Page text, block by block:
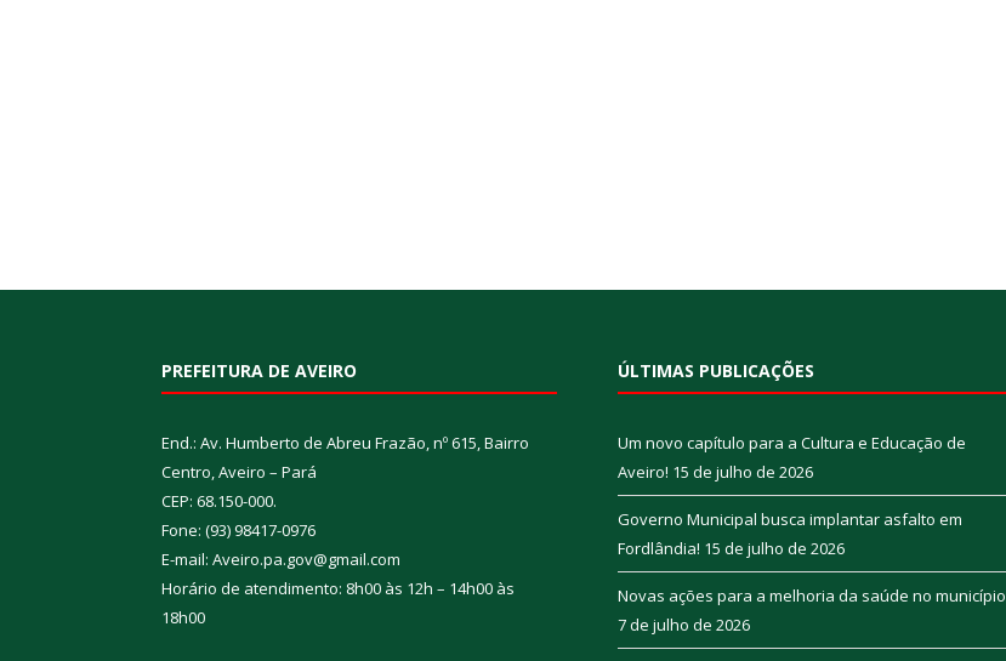
PREFEITURA DE AVEIRO
End.: Av. Humberto de Abreu Frazão, nº 615, Bairro
Centro, Aveiro – Pará
CEP: 68.150-000.
Fone: (93) 98417-0976
E-mail: Aveiro.pa.gov@gmail.com
Horário de atendimento: 8h00 às 12h – 14h00 às
18h00
ÚLTIMAS PUBLICAÇÕES
Um novo capítulo para a Cultura e Educação de
Aveiro! 15 de julho de 2026
Governo Municipal busca implantar asfalto em
Fordlândia! 15 de julho de 2026
Novas ações para a melhoria da saúde no município
7 de julho de 2026